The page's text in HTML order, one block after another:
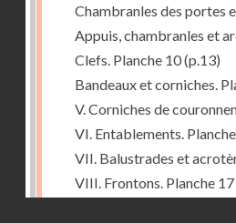
Chambranles des portes
Appuis, chambranles et
Clefs. Planche 10(p.13)
Bandeaux et corniches.
V. Corniches de
VI. Entablements.
VII. Balustrades et
VIII. Frontons. Planche 17